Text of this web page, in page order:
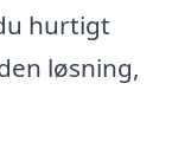
hurtigt
løsning,